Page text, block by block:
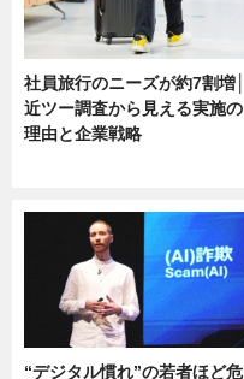
社員旅行のニーズが約7割増│
近ツー調査から見える実施の
理由と企業戦略
“デジタル慣れ”の若者ほど危